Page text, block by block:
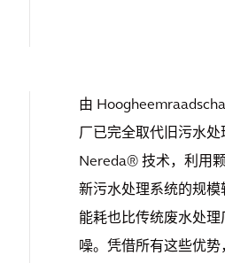
由
厂已完全取代旧污水
Nereda® 技术，利用
新污水处理系统的规
能耗也比传统废水处
噪。凭借所有这些优势